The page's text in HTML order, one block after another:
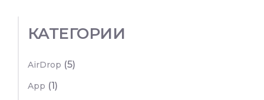
КАТЕГОРИИ
AirDrop (5)
App (1)